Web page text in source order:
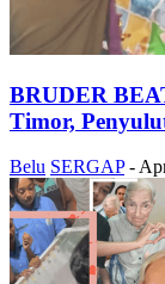
BRUDER
Timor,
Belu SERGAP -